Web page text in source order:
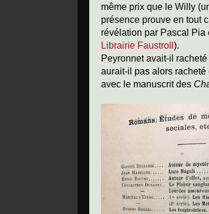
même prix que le Willy
présence prouve en tout
révélation par Pascal Pia
Librairie Faustroll ).
Peyronnet avait-il
aurait-il pas alors
avec le manuscrit des